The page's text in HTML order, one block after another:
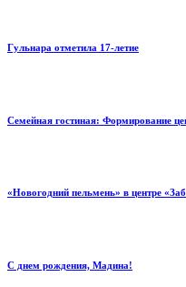
Гульнара отметила 17‑летие
Семейная гостиная: Формирование
«Новогодний пельмень» в центре
С днем рождения, Мадина!